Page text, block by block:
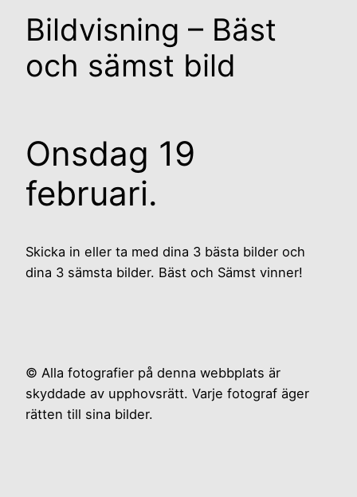
Bildvisning – Bäst
och sämst bild
Onsdag 19
februari.
Skicka in eller ta med dina 3 bästa bilder och
dina 3 sämsta bilder. Bäst och Sämst vinner!
© Alla fotografier på denna webbplats är
skyddade av upphovsrätt. Varje fotograf äger
rätten till sina bilder.